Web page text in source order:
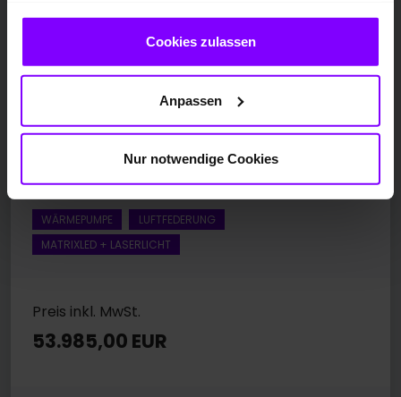
gesammelt haben.
Cookies zulassen
Anpassen
Nur notwendige Cookies
EZ 06.2022
Tangorot Metallic
65.851 km
350 kW / 476 PS
Automatik
WÄRMEPUMPE
LUFTFEDERUNG
MATRIXLED + LASERLICHT
Preis inkl. MwSt.
53.985,00 EUR